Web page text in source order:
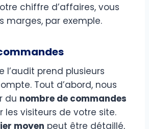
chiffre d’affaires, vous
marges, par exemple.
l’audit prend plusieurs
Tout d’abord, nous
du nombre de commandes
les visiteurs de votre site.
moyen peut être détaillé,